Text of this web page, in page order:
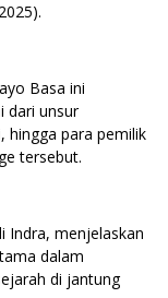
Basa ini
dari unsur
hingga para pemilik
tersebut.
Indra, menjelaskan
dalam
di jantung